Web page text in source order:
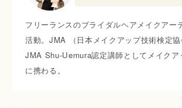
フリーランスのブライダルヘアメイクアー
活動。JMA （日本メイクアップ技術検定協
JMA Shu-Uemura認定講師としてメイクア
に携わる。